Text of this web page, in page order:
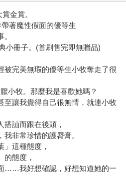
金賞。
著魔性假面的優等生
小冊子。(首刷售完即無贈品)
被完美無瑕的優等生小牧奪走了很
小牧。那麼我是喜歡她嗎？
至讓我覺得自己很無情，就連小牧
訕而跟在後頭，
非常珍惜的護脣膏。
」這種態度，
的態度，
……我好想確認，好想知道她的一